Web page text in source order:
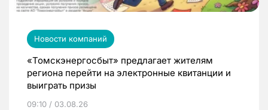
Новости компаний
«Томскэнергосбыт» предлагает жителям
региона перейти на электронные квитанции и
выиграть призы
09:10 / 03.08.26